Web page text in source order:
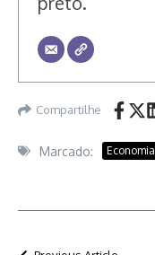
Compartilhe
Marcado: Economia